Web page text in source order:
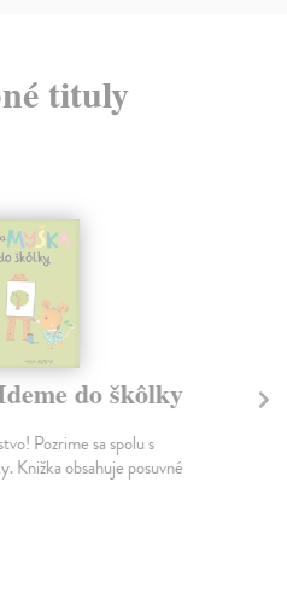
tituly
do škôlky
Pozrime sa spolu s
Knižka obsahuje posuvné